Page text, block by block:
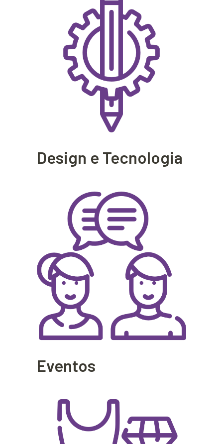
Design e Tecnologia
Eventos